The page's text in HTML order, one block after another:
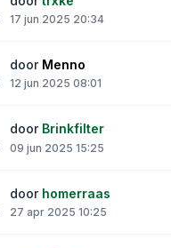
17 jun 2025 20:34
door Menno
12 jun 2025 08:01
door Brinkfilter
09 jun 2025 15:25
door homerraas
27 apr 2025 10:25